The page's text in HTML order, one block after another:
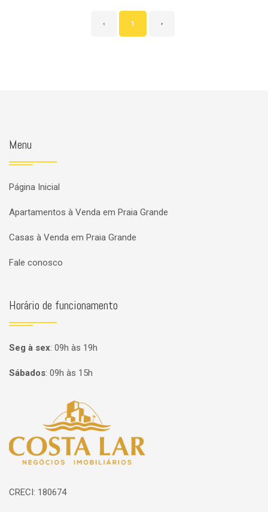
‹ 1 ›
Menu
Página Inicial
Apartamentos à Venda em Praia Grande
Casas à Venda em Praia Grande
Fale conosco
Horário de funcionamento
Seg à sex: 09h às 19h
Sábados: 09h às 15h
Página inicial
CRECI: 180674